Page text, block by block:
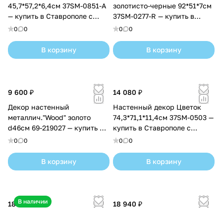
45,7*57,2*6,4см 37SM-0851-A
— купить в Ставрополе с
доставкой
0 0
В корзину
золотисто-черные 92*51*7см
37SM-0277-R — купить в
Ставрополе с доставкой
0 0
В корзину
9 600 ₽
Декор настенный
металлич."Wood" золото
d46см 69-219027 — купить в
Ставрополе с доставкой
0 0
В корзину
14 080 ₽
Настенный декор Цветок
74,3*71,1*11,4см 37SM-0503 —
купить в Ставрополе с
доставкой
0 0
В корзину
В наличии
18 020 ₽
18 940 ₽